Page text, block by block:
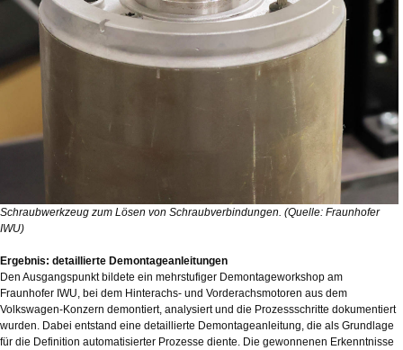
Schraubwerkzeug zum Lösen von Schraubverbindungen. (Quelle: Fraunhofer
IWU)
Ergebnis: detaillierte Demontageanleitungen
Den Ausgangspunkt bildete ein mehrstufiger Demontageworkshop am
Fraunhofer IWU, bei dem Hinterachs- und Vorderachsmotoren aus dem
Volkswagen-Konzern demontiert, analysiert und die Prozessschritte dokumentiert
wurden. Dabei entstand eine detaillierte Demontageanleitung, die als Grundlage
für die Definition automatisierter Prozesse diente. Die gewonnenen Erkenntnisse